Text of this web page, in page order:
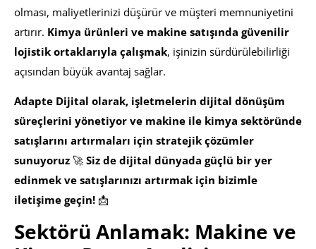
olması, maliyetlerinizi düşürür ve müşteri memnuniyetini
artırır. Kimya ürünleri ve makine satışında güvenilir
lojistik ortaklarıyla çalışmak, işinizin sürdürülebilirliği
açısından büyük avantaj sağlar.
Adapte Dijital olarak, işletmelerin dijital dönüşüm
süreçlerini yönetiyor ve makine ile kimya sektöründe
satışlarını artırmaları için stratejik çözümler
sunuyoruz 🚀 Siz de dijital dünyada güçlü bir yer
edinmek ve satışlarınızı artırmak için bizimle
iletişime geçin! 📩
Sektörü Anlamak: Makine ve